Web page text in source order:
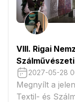
VIII. Rigai
2027-05-28
Megnyílt a
Textil- és